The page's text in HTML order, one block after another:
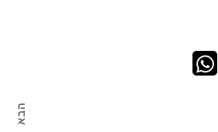
הבא